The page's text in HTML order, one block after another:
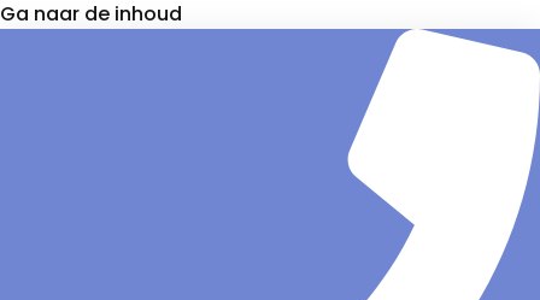
Ga naar de inhoud